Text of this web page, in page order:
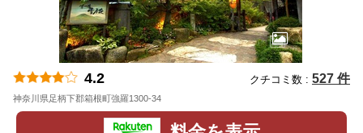
4.2 クチコミ数 : 527 件
神奈川県足柄下郡箱根町強羅1300-34